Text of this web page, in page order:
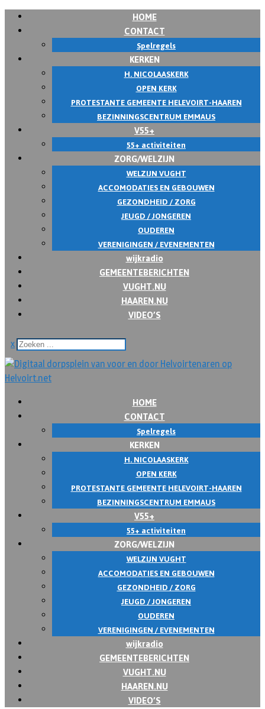
HOME
CONTACT
Spelregels
KERKEN
H. NICOLAASKERK
OPEN KERK
PROTESTANTE GEMEENTE HELEVOIRT-HAAREN
BEZINNINGSCENTRUM EMMAUS
V55+
55+ activiteiten
ZORG/WELZIJN
WELZIJN VUGHT
ACCOMODATIES EN GEBOUWEN
GEZONDHEID / ZORG
JEUGD / JONGEREN
OUDEREN
VERENIGINGEN / EVENEMENTEN
wijkradio
GEMEENTEBERICHTEN
VUGHT.NU
HAAREN.NU
VIDEO’S
x
HOME
CONTACT
Spelregels
KERKEN
H. NICOLAASKERK
OPEN KERK
PROTESTANTE GEMEENTE HELEVOIRT-HAAREN
BEZINNINGSCENTRUM EMMAUS
V55+
55+ activiteiten
ZORG/WELZIJN
WELZIJN VUGHT
ACCOMODATIES EN GEBOUWEN
GEZONDHEID / ZORG
JEUGD / JONGEREN
OUDEREN
VERENIGINGEN / EVENEMENTEN
wijkradio
GEMEENTEBERICHTEN
VUGHT.NU
HAAREN.NU
VIDEO’S